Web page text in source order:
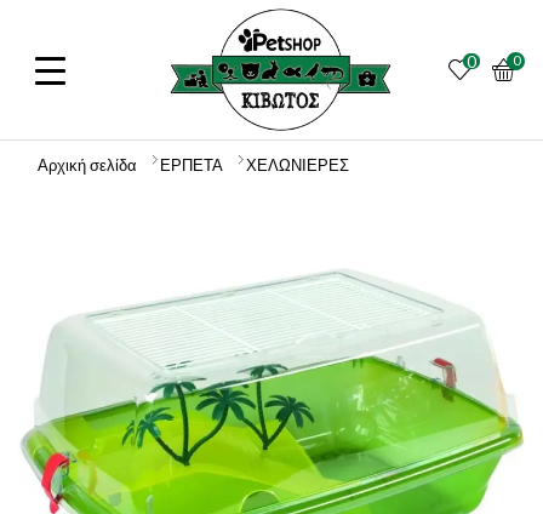
0 0
Αρχική σελίδα ΕΡΠΕΤΑ ΧΕΛΩΝΙΕΡΕΣ